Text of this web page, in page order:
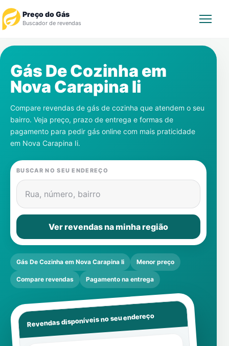
Preço do Gás
Buscador de revendas
Revendedor
Notícias
Cadastre-se
Gás
Contatos
Gás De Cozinha em
Nova Carapina Ii
Compare revendas de gás de cozinha que atendem o seu
bairro. Veja preço, prazo de entrega e formas de
pagamento para pedir gás online com mais praticidade
em Nova Carapina Ii.
BUSCAR NO SEU ENDEREÇO
Rua, número, bairro
Ver revendas na minha região
Gás De Cozinha em Nova Carapina Ii Menor preço
Compare revendas Pagamento na entrega
Revendas disponíveis no seu endereço